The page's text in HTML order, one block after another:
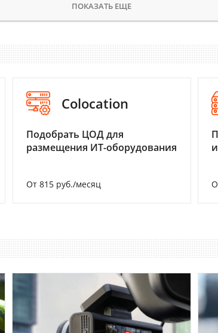
ПОКАЗАТЬ ЕЩЕ
Colocation
Подобрать ЦОД для
размещения ИТ-оборудования
От 815 руб./месяц